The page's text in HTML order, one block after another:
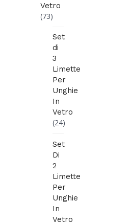
Vetro
(73)
Set
di
3
Limette
Per
Unghie
In
Vetro
(24)
Set
Di
2
Limette
Per
Unghie
In
Vetro